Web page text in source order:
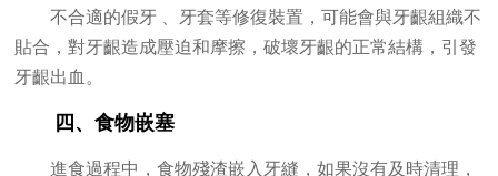
不合適的假牙 、牙套等修復裝置，可能會與牙齦組織不
貼合，對牙齦造成壓迫和摩擦，破壞牙齦的正常結構，引發
牙齦出血。
四、食物嵌塞
進食過程中，食物殘渣嵌入牙縫，如果沒有及時清理，